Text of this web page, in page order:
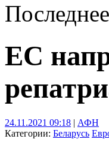
ЕС
24.11.2021 09:18 | АФН
Категории: Беларусь